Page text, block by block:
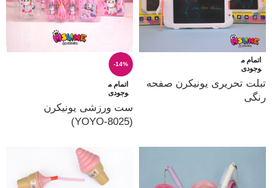
اتمام م
وجودی
تبلت تحریری یونیکرن صفحه
رنگی
-14%
اتمام م
وجودی
ست ورزشی یونیکرن
(YOYO-8025)